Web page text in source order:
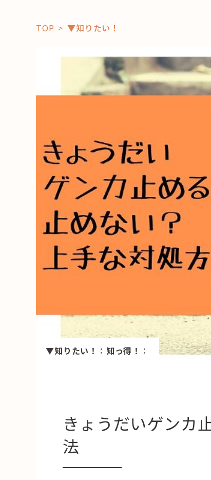
「コト」
おすすめ
スポット
「場」
HAREL
「ひと」
TOP ▼知りたい！
▼知りたい！ ： 知っ得！ ：
きょうだいゲンカ
法